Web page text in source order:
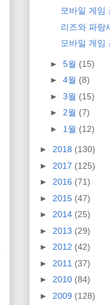
모바일 게임
리즈와 파랑
모바일 게임
► 5월 (15)
► 4월 (8)
► 3월 (15)
► 2월 (7)
► 1월 (12)
► 2018 (130)
► 2017 (125)
► 2016 (71)
► 2015 (47)
► 2014 (25)
► 2013 (29)
► 2012 (42)
► 2011 (37)
► 2010 (84)
► 2009 (128)